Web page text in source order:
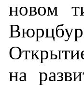
новом
на